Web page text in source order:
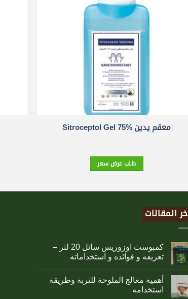
معقم يدين Sitroceptol Gel 75%
طلب عرض سعر
اخر المقالات
كمبوست اوزوريس سائل 20 لتر –
تعريفه و فوائده و استخداماته
أهمية معالج الملوحة للتربة وطريقة
استخدامه